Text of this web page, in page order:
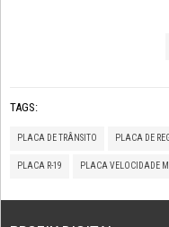
TAGS:
PLACA DE TRÂNSITO PLACA DE
PLACA R-19 PLACA VELOCIDADE